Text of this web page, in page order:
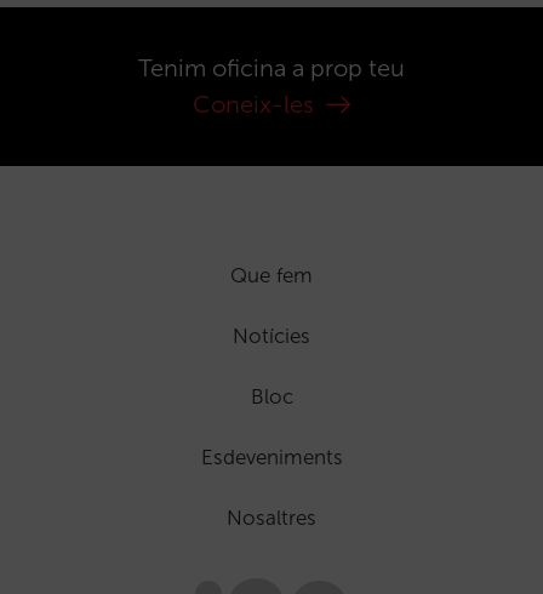
Tenim oficina a prop teu
Coneix-les
Que fem
Notícies
Bloc
Esdeveniments
Nosaltres